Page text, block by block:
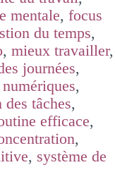
mentale, focus
du temps,
, mieux travailler,
journées,
,
tâches,
efficace,
,
, système de